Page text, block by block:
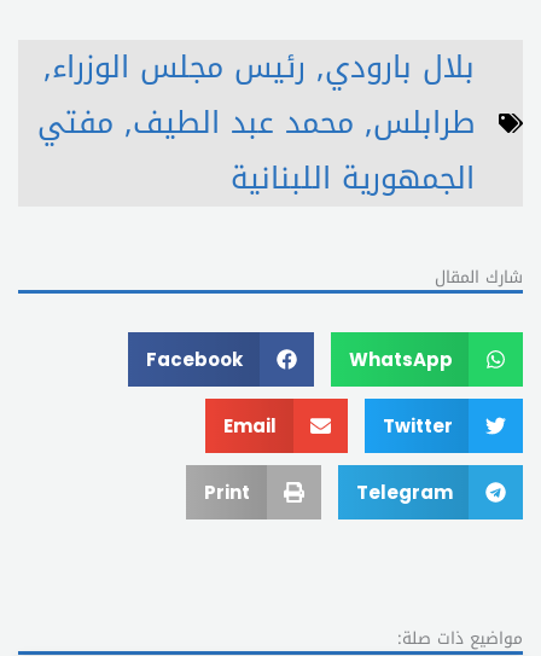
بلال بارودي, رئيس مجلس الوزراء,
طرابلس, محمد عبد الطيف, مفتي
الجمهورية اللبنانية
شارك المقال
WhatsApp
Facebook
Twitter
Email
Telegram
Print
مواضيع ذات صلة: